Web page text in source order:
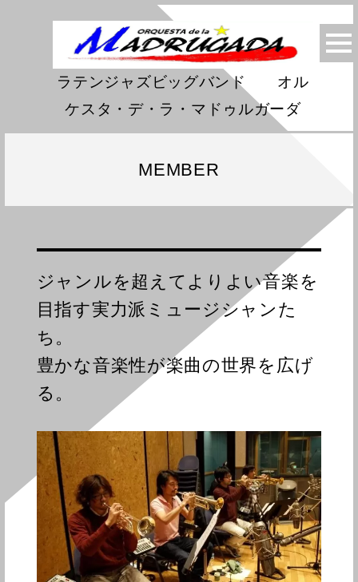
ラテンジャズビッグバンド オル
ケスタ・デ・ラ・マドゥルガーダ
MEMBER
ジャンルを超えてよりよい音楽を
目指す実力派ミュージシャンた
ち。
豊かな音楽性が楽曲の世界を広げ
る。